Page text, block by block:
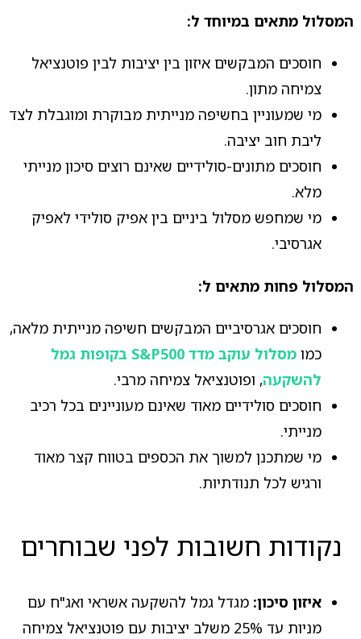
המסלול מתאים במיוחד ל:
חוסכים המבקשים איזון בין יציבות לבין פוטנציאל
צמיחה מתון.
מי שמעוניין בחשיפה מנייתית מבוקרת ומוגבלת לצד
ליבת חוב יציבה.
חוסכים מתונים-סולידיים שאינם רוצים סיכון מנייתי
מלא.
מי שמחפש מסלול ביניים בין אפיק סולידי לאפיק
אגרסיבי.
המסלול פחות מתאים ל:
חוסכים אגרסיביים המבקשים חשיפה מנייתית מלאה,
כמו
מסלול עוקב מדד S&P500 בקופות גמל
להשקעה, ופוטנציאל צמיחה מרבי.
חוסכים סולידיים מאוד שאינם מעוניינים בכל רכיב
מנייתי.
מי שמתכנן למשוך את הכספים בטווח קצר מאוד
ורגיש לכל תנודתיות.
נקודות חשובות לפני שבוחרים
איזון סיכון: מגדל גמל להשקעה אשראי ואג"ח עם
מניות עד 25% משלב יציבות עם פוטנציאל צמיחה